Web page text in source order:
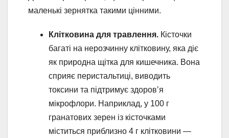
маленькі зернятка такими цінними.
Клітковина для травлення. Кісточки
багаті на нерозчинну клітковину, яка діє
як природна щітка для кишечника. Вона
сприяє перистальтиці, виводить
токсини та підтримує здоров’я
мікрофлори. Наприклад, у 100 г
гранатових зерен із кісточками
міститься приблизно 4 г клітковини —